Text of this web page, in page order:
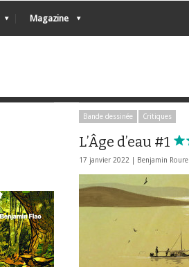
Magazine
Bande dessinée Critiques
L’Âge d’eau #1
17 janvier 2022 | Benjamin Roure